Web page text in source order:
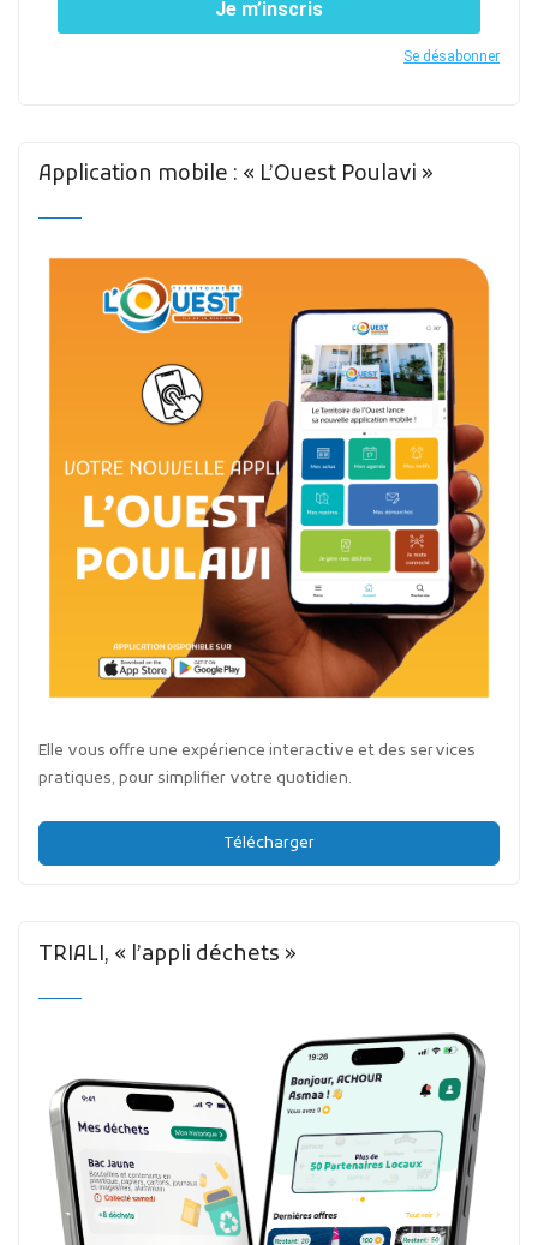
Je m’inscris
Se désabonner
Application mobile : « L’Ouest Poulavi »
Elle vous offre une expérience interactive et des services
pratiques, pour simplifier votre quotidien.
Télécharger
TRIALI, « l’appli déchets »